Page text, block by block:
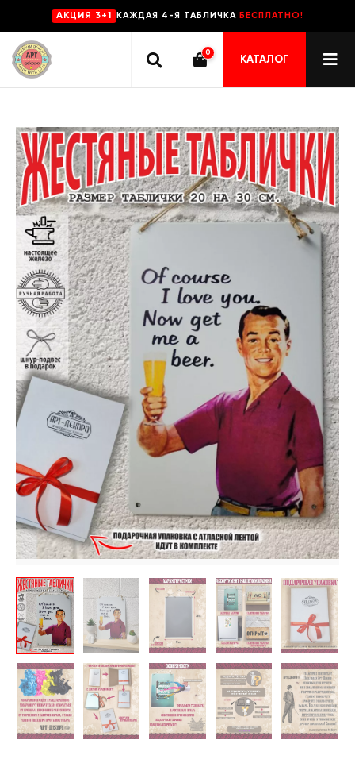
AKЦИЯ 3+1 КАЖДАЯ 4-Я ТАБЛИЧКА БЕСПЛАТНО!
0
КАТАЛОГ